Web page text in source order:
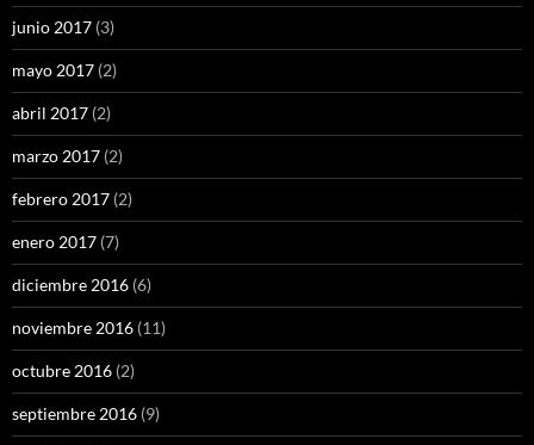
junio 2017 (3)
mayo 2017 (2)
abril 2017 (2)
marzo 2017 (2)
febrero 2017 (2)
enero 2017 (7)
diciembre 2016 (6)
noviembre 2016 (11)
octubre 2016 (2)
septiembre 2016 (9)